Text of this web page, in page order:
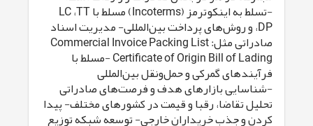
-تسلط به اینکوترمز (Incoterms) مسلط با LC ،TT
،DP و روش‌های پرداخت بین‌المللی- مدیریت اسناد
صادراتی مثل: Commercial Invoice Packing List
Certificate of Origin Bill of Lading -مسلط با
فرآیندهای گمرکی و حمل‌ونقل بین‌المللی
-شناسایی بازارهای هدف و فرصت‌های صادراتی
تحلیل تقاضا، رقبا و قیمت در کشورهای مختلف- پیدا
کردن و جذب خریداران خارجی- توسعه شبکه توزیع